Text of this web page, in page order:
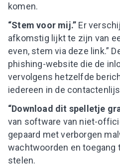
komen.
“Stem voor mij.” Er
afkomstig lijkt te zijn van
even, stem via deze link.”
phishing-website die de
vervolgens hetzelfde
iedereen in de
“Download dit spelletje
van software van niet-
gepaard met verborgen
wachtwoorden en toegang
stelen.